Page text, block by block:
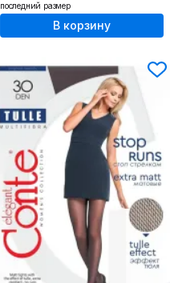
последний размер
В корзину